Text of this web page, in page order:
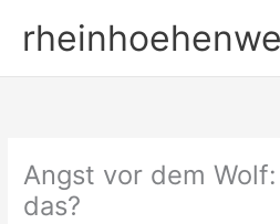
Inhalt
Angst vor dem
das?